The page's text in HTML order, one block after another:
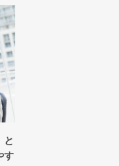
と
す